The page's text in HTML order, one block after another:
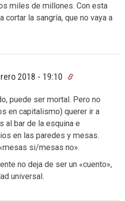
miles de millones. Con esta
cortar la sangría, que no vaya a
2018 - 19:10
puede ser mortal. Pero no
en capitalismo) querer ir a
al bar de la esquina e
en las paredes y mesas.
si/mesas no».
no deja de ser un «cuento»,
universal.